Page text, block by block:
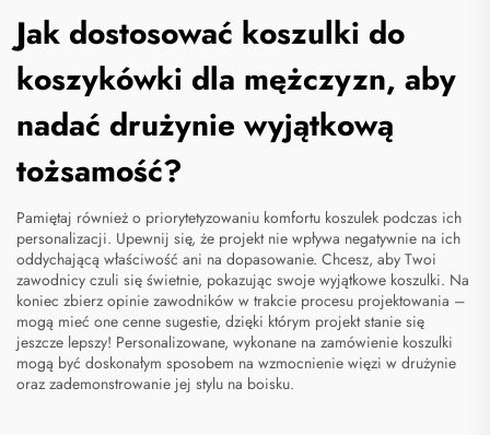
Jak dostosować koszulki do
koszykówki dla mężczyzn, aby
nadać drużynie wyjątkową
tożsamość?
Pamiętaj również o priorytetyzowaniu komfortu koszulek podczas ich
personalizacji. Upewnij się, że projekt nie wpływa negatywnie na ich
oddychającą właściwość ani na dopasowanie. Chcesz, aby Twoi
zawodnicy czuli się świetnie, pokazując swoje wyjątkowe koszulki. Na
koniec zbierz opinie zawodników w trakcie procesu projektowania –
mogą mieć one cenne sugestie, dzięki którym projekt stanie się
jeszcze lepszy! Personalizowane, wykonane na zamówienie koszulki
mogą być doskonałym sposobem na wzmocnienie więzi w drużynie
oraz zademonstrowanie jej stylu na boisku.